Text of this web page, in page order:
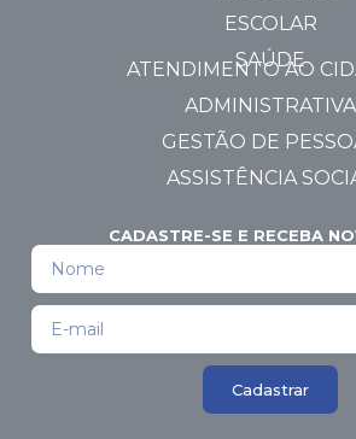
ESCOLAR
SAÚDE
ATENDIMENTO AO
ADMINISTRATIVA
GESTÃO DE
ASSISTÊNCIA
CADASTRE-SE E RECEBA
Cadastrar